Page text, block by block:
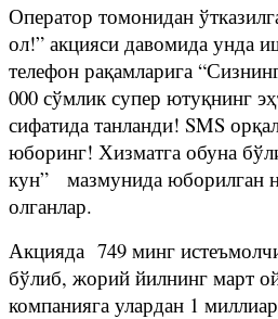
Оператор томонидан
ол!” акцияси давомида унда
телефон рақамларига
000 сўмлик супер ютуқнинг
сифатида танланди! SMS
юборинг! Хизматга обуна
кун” мазмунида юборилган
олганлар.
Акцияда 749 минг
бўлиб, жорий йилнинг март
компанияга улардан 1